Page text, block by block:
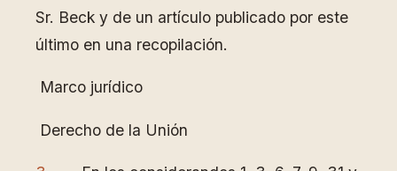
Sr. Beck y de un artículo publicado por este
último en una recopilación.
Marco jurídico
Derecho de la Unión